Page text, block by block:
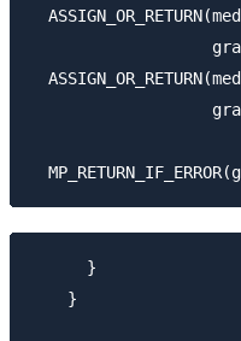
      }
    }